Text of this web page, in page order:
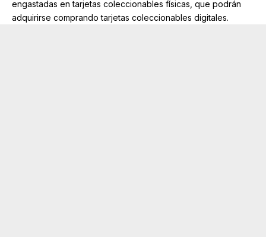
engastadas en tarjetas coleccionables físicas, que podrán
adquirirse comprando tarjetas coleccionables digitales.